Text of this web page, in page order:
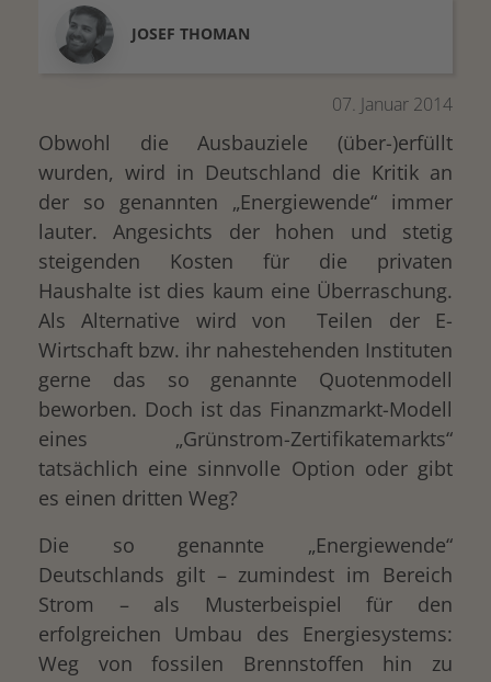
JOSEF THOMAN
07. Januar 2014
Obwohl die Ausbauziele (über-)erfüllt
wurden, wird in Deutschland die Kritik an
der so genannten „Energiewende“ immer
lauter. Angesichts der hohen und stetig
steigenden Kosten für die privaten
Haushalte ist dies kaum eine Überraschung.
Als Alternative wird von Teilen der E-
Wirtschaft bzw. ihr nahestehenden Instituten
gerne das so genannte Quotenmodell
beworben. Doch ist das Finanzmarkt-Modell
eines „Grünstrom-Zertifikatemarkts“
tatsächlich eine sinnvolle Option oder gibt
es einen dritten Weg?
Die so genannte „Energiewende“
Deutschlands gilt – zumindest im Bereich
Strom – als Musterbeispiel für den
erfolgreichen Umbau des Energiesystems:
Weg von fossilen Brennstoffen hin zu